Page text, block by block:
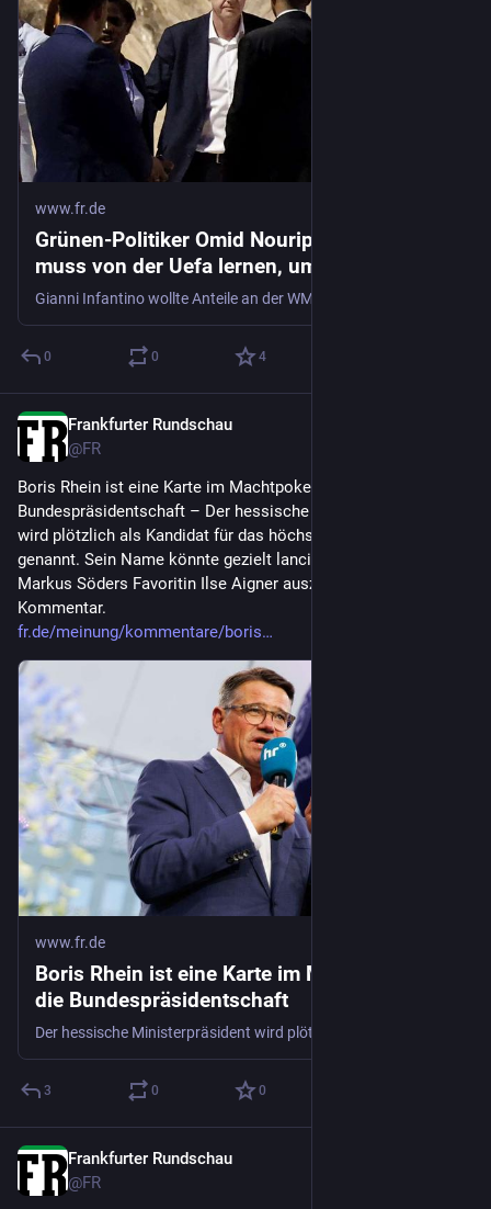
www.fr.de
Grünen-Politiker Omid Nouripour: „Europa
muss von der Uefa lernen, um zu bestehen“
0 0 4
Frankfurter Rundschau
@FR
Boris Rhein ist eine Karte im Machtpoker um die
Bundespräsidentschaft – Der hessische Ministerpräsident
wird plötzlich als Kandidat für das höchste Amt im Staat
genannt. Sein Name könnte gezielt lanciert worden sein, um
Markus Söders Favoritin Ilse Aigner auszubremsen. Der FR-
Kommentar.
fr.de/meinung/kommentare/boris
www.fr.de
Boris Rhein ist eine Karte im Machtpoker um
die Bundespräsidentschaft
3 0 0
Frankfurter Rundschau
@FR